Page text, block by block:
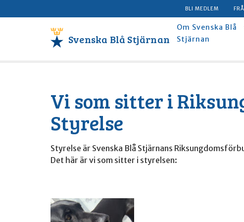
BLI MEDLEM
Svenska Blå Stjärnan
Om Svenska Blå
Stjärnan
Vi som sitter i
Styrelse
Styrelse är Svenska Blå Stjärnans
Det här är vi som sitter i styrelsen: